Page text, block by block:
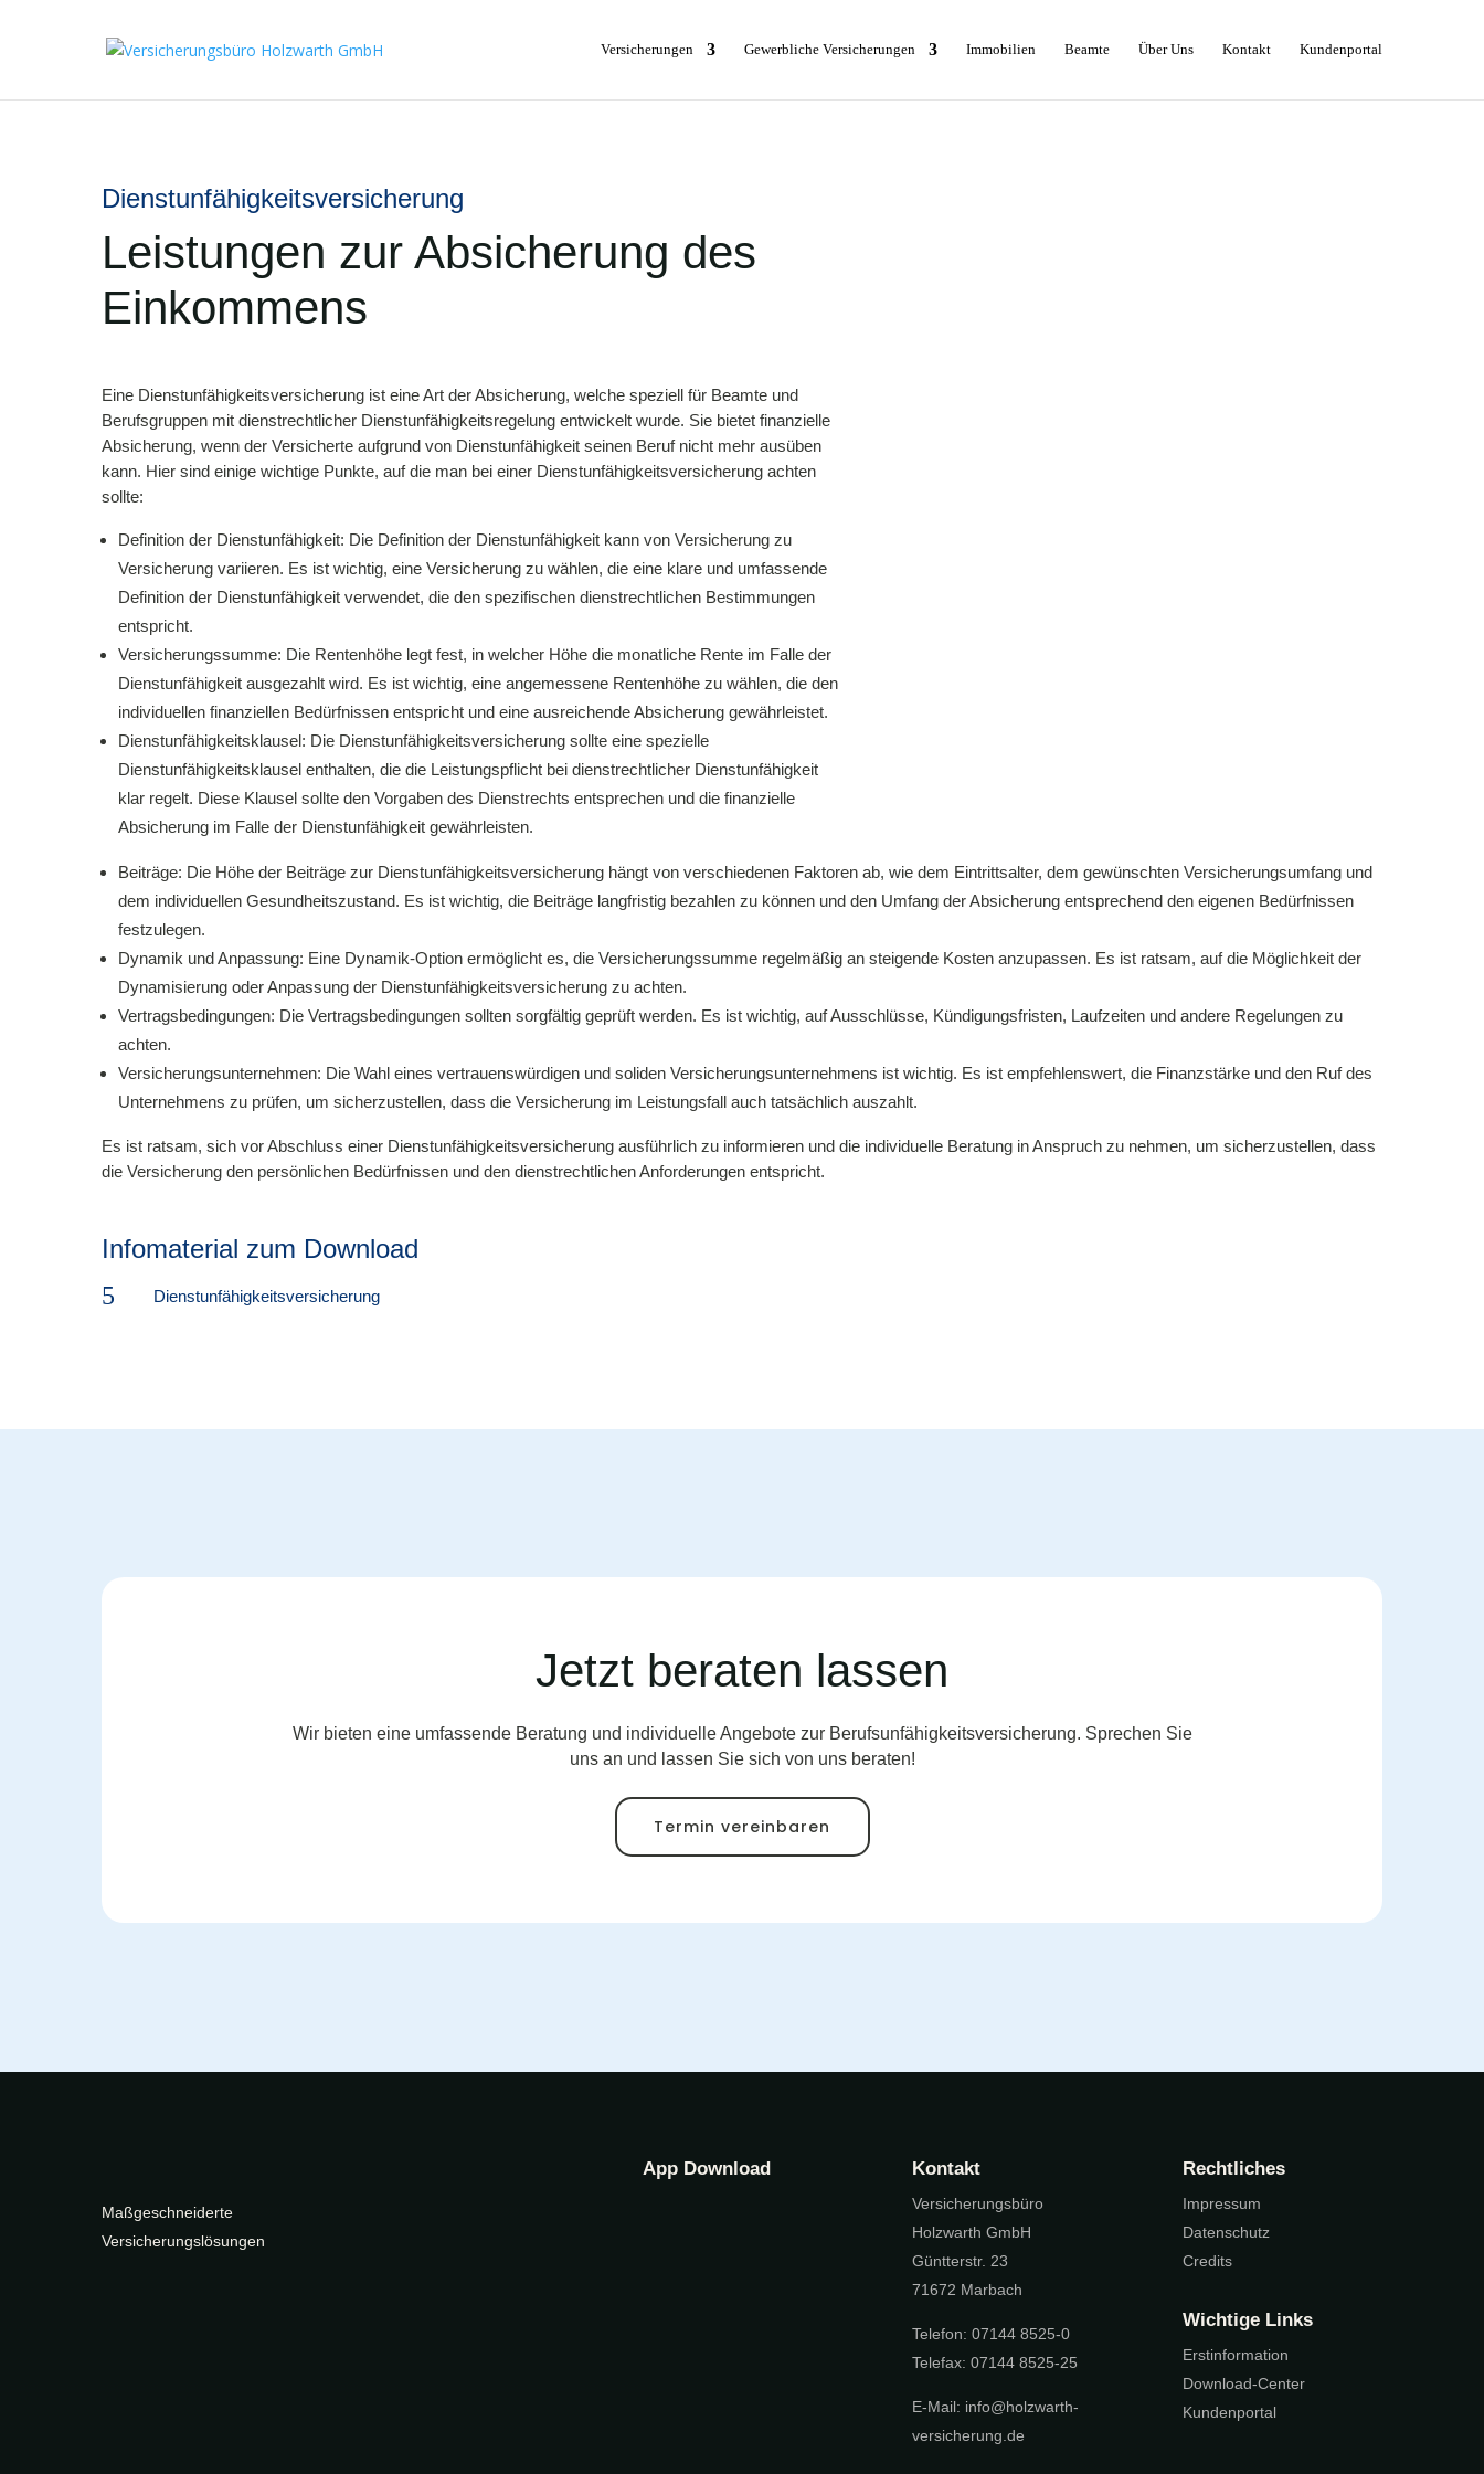
Versicherungen Gewerbliche Versicherungen Immobilien Beamte Über Uns Kontakt Kundenportal
Dienstunfähigkeitsversicherung
Leistungen zur Absicherung des
Einkommens
Eine Dienstunfähigkeitsversicherung ist eine Art der Absicherung, welche speziell für Beamte und
Berufsgruppen mit dienstrechtlicher Dienstunfähigkeitsregelung entwickelt wurde. Sie bietet finanzielle
Absicherung, wenn der Versicherte aufgrund von Dienstunfähigkeit seinen Beruf nicht mehr ausüben
kann. Hier sind einige wichtige Punkte, auf die man bei einer Dienstunfähigkeitsversicherung achten
sollte:
Definition der Dienstunfähigkeit: Die Definition der Dienstunfähigkeit kann von Versicherung zu
Versicherung variieren. Es ist wichtig, eine Versicherung zu wählen, die eine klare und umfassende
Definition der Dienstunfähigkeit verwendet, die den spezifischen dienstrechtlichen Bestimmungen
entspricht.
Versicherungssumme: Die Rentenhöhe legt fest, in welcher Höhe die monatliche Rente im Falle der
Dienstunfähigkeit ausgezahlt wird. Es ist wichtig, eine angemessene Rentenhöhe zu wählen, die den
individuellen finanziellen Bedürfnissen entspricht und eine ausreichende Absicherung gewährleistet.
Dienstunfähigkeitsklausel: Die Dienstunfähigkeitsversicherung sollte eine spezielle
Dienstunfähigkeitsklausel enthalten, die die Leistungspflicht bei dienstrechtlicher Dienstunfähigkeit
klar regelt. Diese Klausel sollte den Vorgaben des Dienstrechts entsprechen und die finanzielle
Absicherung im Falle der Dienstunfähigkeit gewährleisten.
Beiträge: Die Höhe der Beiträge zur Dienstunfähigkeitsversicherung hängt von verschiedenen Faktoren ab, wie dem Eintrittsalter, dem gewünschten Versicherungsumfang und
dem individuellen Gesundheitszustand. Es ist wichtig, die Beiträge langfristig bezahlen zu können und den Umfang der Absicherung entsprechend den eigenen Bedürfnissen
festzulegen.
Dynamik und Anpassung: Eine Dynamik-Option ermöglicht es, die Versicherungssumme regelmäßig an steigende Kosten anzupassen. Es ist ratsam, auf die Möglichkeit der
Dynamisierung oder Anpassung der Dienstunfähigkeitsversicherung zu achten.
Vertragsbedingungen: Die Vertragsbedingungen sollten sorgfältig geprüft werden. Es ist wichtig, auf Ausschlüsse, Kündigungsfristen, Laufzeiten und andere Regelungen zu
achten.
Versicherungsunternehmen: Die Wahl eines vertrauenswürdigen und soliden Versicherungsunternehmens ist wichtig. Es ist empfehlenswert, die Finanzstärke und den Ruf des
Unternehmens zu prüfen, um sicherzustellen, dass die Versicherung im Leistungsfall auch tatsächlich auszahlt.
Es ist ratsam, sich vor Abschluss einer Dienstunfähigkeitsversicherung ausführlich zu informieren und die individuelle Beratung in Anspruch zu nehmen, um sicherzustellen, dass
die Versicherung den persönlichen Bedürfnissen und den dienstrechtlichen Anforderungen entspricht.
Infomaterial zum Download
5 Dienstunfähigkeitsversicherung
Jetzt beraten lassen
Wir bieten eine umfassende Beratung und individuelle Angebote zur Berufsunfähigkeitsversicherung. Sprechen Sie
uns an und lassen Sie sich von uns beraten!
Termin vereinbaren
Maßgeschneiderte
Versicherungslösungen
App Download Kontakt
Versicherungsbüro
Holzwarth GmbH
Güntterstr. 23
71672 Marbach
Telefon: 07144 8525-0
Telefax: 07144 8525-25
E-Mail: info@holzwarth-
versicherung.de
Rechtliches
Impressum
Datenschutz
Credits
Wichtige Links
Erstinformation
Download-Center
Kundenportal